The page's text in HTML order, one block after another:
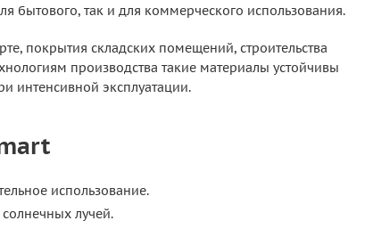
бытового, так и для коммерческого использования.
покрытия складских помещений, строительства
производства такие материалы устойчивы
интенсивной эксплуатации.
использование.
лучей.